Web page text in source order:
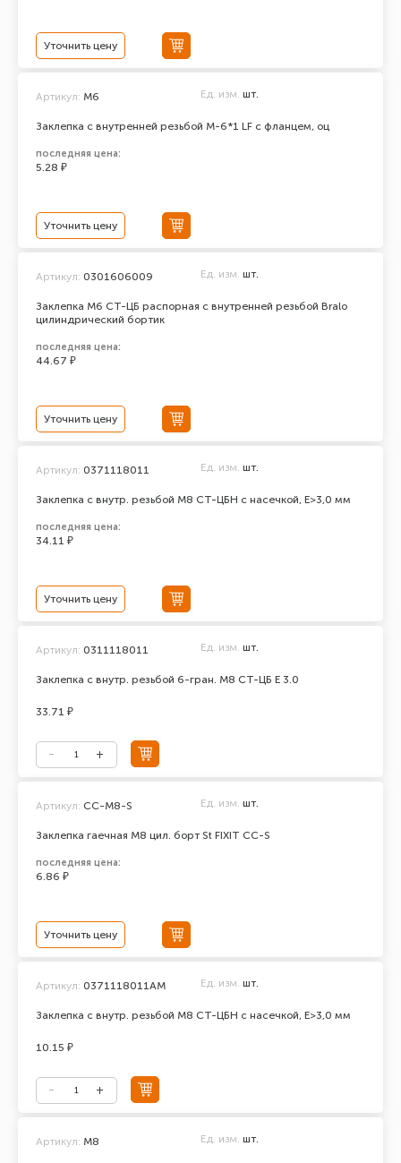
Уточнить цену
Заклепка с внутренней резьбой М-6*1 LF с фланцем, оц
Артикул: М6 Ед. изм. шт.
последняя цена:
5.28 ₽
Уточнить цену
Заклепка М6 СТ-ЦБ распорная с внутренней резьбой Bralo
цилиндрический бортик
Артикул: 0301606009 Ед. изм. шт.
последняя цена:
44.67 ₽
Уточнить цену
Заклепка с внутр. резьбой М8 СТ-ЦБН с насечкой, E>3,0 мм
Артикул: 0371118011 Ед. изм. шт.
последняя цена:
34.11 ₽
Уточнить цену
Заклепка с внутр. резьбой 6-гран. М8 СТ-ЦБ Е 3.0
Артикул: 0311118011 Ед. изм. шт.
33.71 ₽
Заклепка гаечная М8 цил. борт St FIXIT CC-S
Артикул: CC-М8-S Ед. изм. шт.
последняя цена:
6.86 ₽
Уточнить цену
Заклепка с внутр. резьбой М8 СТ-ЦБН с насечкой, E>3,0 мм
Артикул: 0371118011AM Ед. изм. шт.
10.15 ₽
Артикул: М8 Ед. изм. шт.